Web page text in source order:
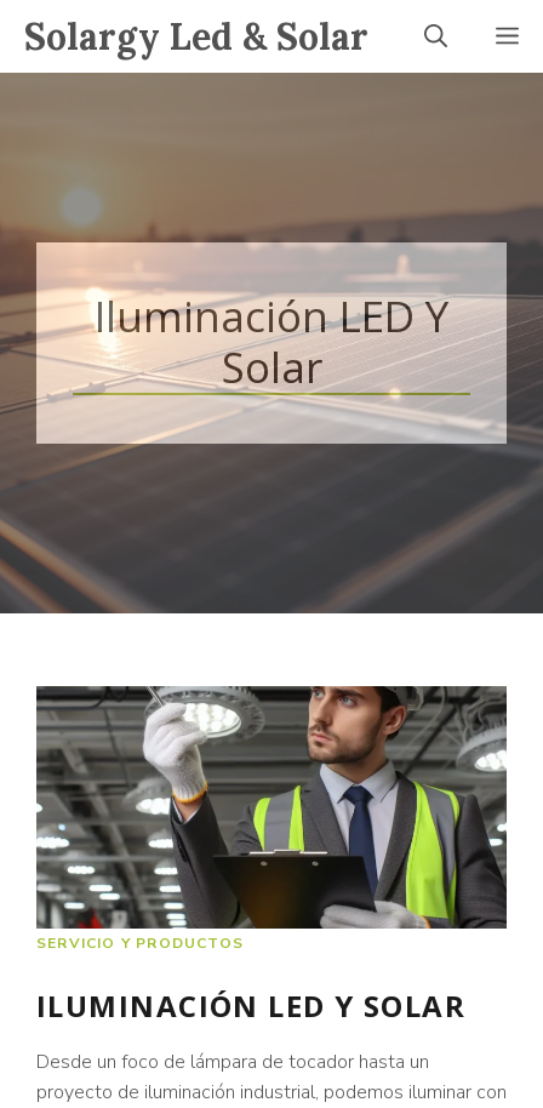
contenido
Solargy Led & Solar
Iluminación LED Y
Solar
SERVICIO Y PRODUCTOS
ILUMINACIÓN LED Y SOLAR
Desde un foco de lámpara de tocador hasta un
proyecto de iluminación industrial, podemos iluminar con